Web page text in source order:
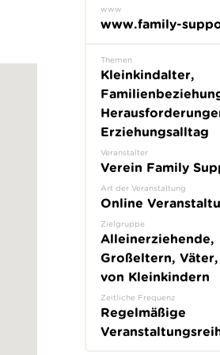
www
www.family-
Themen
Kleinkindalter,
Erziehungsalltag
Veranstalter
Verein Family
Art der Veranstaltung
Online
Zielgruppe
Alleinerziehende,
Großeltern,
von Kleinkindern
Zeitliche Frequenz
Regelmäßige